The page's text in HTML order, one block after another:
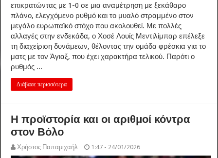
επικρατώντας με 1-0 σε μια αναμέτρηση με ξεκάθαρο
πλάνο, ελεγχόμενο ρυθμό και το μυαλό στραμμένο στον
μεγάλο ευρωπαϊκό στόχο που ακολουθεί. Με πολλές
αλλαγές στην ενδεκάδα, ο Χοσέ Λουίς Μεντιλίμπαρ επέλεξε
τη διαχείριση δυνάμεων, θέλοντας την ομάδα φρέσκια για το
ματς με τον Άγιαξ, που έχει χαρακτήρα τελικού. Παρότι ο
ρυθμός ...
Διάβασε περισσότερα
Η προϊστορία και οι αριθμοί κόντρα
στον Βόλο
Χρήστος Παπαμιχαήλ 1:47 - 24/01/2026